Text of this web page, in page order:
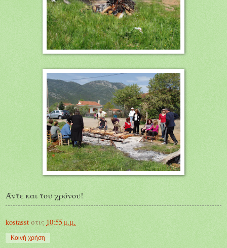
Άντε και του χρόνου!
kostasst στις 10:55 μ.μ.
Κοινή χρήση